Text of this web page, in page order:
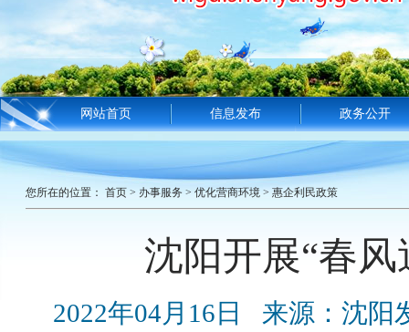
网站首页 信息发布 政务公开
您所在的位置： 首页 > 办事服务 > 优化营商环境 > 惠企利民政策
沈阳开展“春
2022年04月16日 来源：沈阳